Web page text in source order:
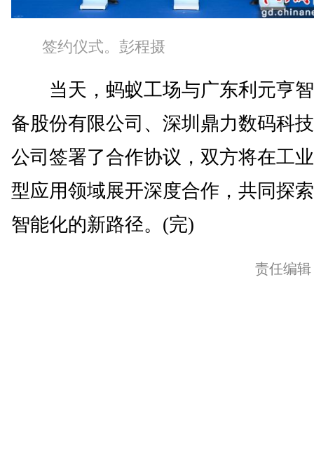
签约仪式。彭程摄
当天，蚂蚁工场与广东利元亨
备股份有限公司、深圳鼎力数码科
公司签署了合作协议，双方将在工
型应用领域展开深度合作，共同探
智能化的新路径。(完)
责任编